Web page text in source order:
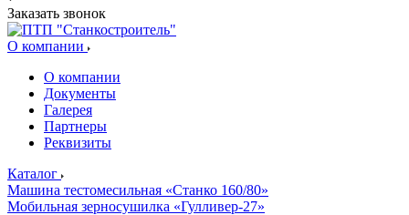
Заказать звонок
О компании
О компании
Документы
Галерея
Партнеры
Реквизиты
Каталог
Машина тестомесильная «Станко 160/80»
Мобильная зерносушилка «Гулливер-27»